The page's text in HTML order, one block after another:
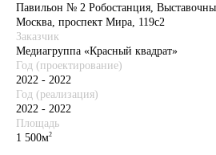
Павильон № 2 Робостанция,
Москва, проспект Мира, 119с2
Заказчик
Медиагруппа «Красный квадрат»
Год (проектирование)
2022 - 2022
Год (реализация)
2022 - 2022
Площадь
1 500м2